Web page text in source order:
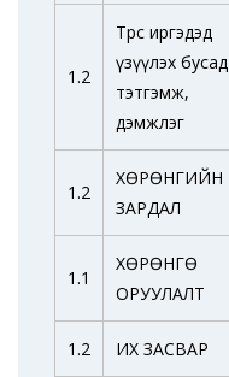
1.2
Төрөөс иргэдэд
үзүүлэх бусад
тэтгэмж,
дэмжлэг
1.2
ХӨРӨНГИЙН
ЗАРДАЛ
1.1
ХӨРӨНГӨ
ОРУУЛАЛТ
1.2 ИХ ЗАСВАР